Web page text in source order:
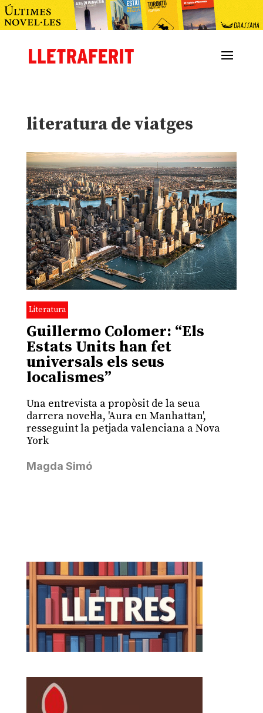
literatura de viatges
Literatura
Guillermo Colomer: “Els
Estats Units han fet
universals els seus
localismes”
Una entrevista a propòsit de la seua
darrera novel·la, 'Aura en Manhattan',
resseguint la petjada valenciana a Nova
York
Magda Simó